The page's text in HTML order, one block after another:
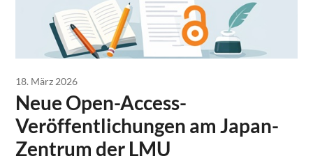
18. März 2026
Neue Open-Access-
Veröffentlichungen am Japan-
Zentrum der LMU